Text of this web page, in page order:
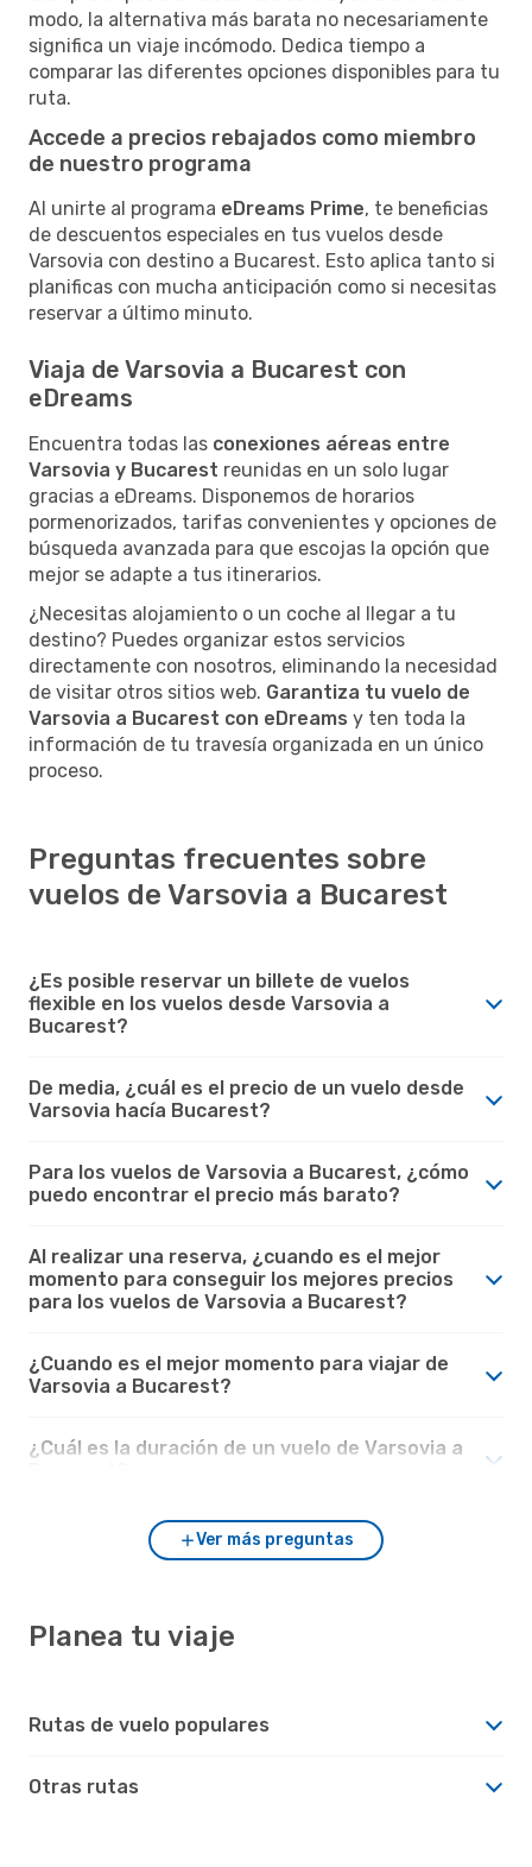
modo, la alternativa más barata no necesariamente
significa un viaje incómodo. Dedica tiempo a
comparar las diferentes opciones disponibles para tu
ruta.
Accede a precios rebajados como miembro
de nuestro programa
Al unirte al programa eDreams Prime, te beneficias
de descuentos especiales en tus vuelos desde
Varsovia con destino a Bucarest. Esto aplica tanto si
planificas con mucha anticipación como si necesitas
reservar a último minuto.
Viaja de Varsovia a Bucarest con
eDreams
Encuentra todas las conexiones aéreas entre
Varsovia y Bucarest reunidas en un solo lugar
gracias a eDreams. Disponemos de horarios
pormenorizados, tarifas convenientes y opciones de
búsqueda avanzada para que escojas la opción que
mejor se adapte a tus itinerarios.
¿Necesitas alojamiento o un coche al llegar a tu
destino? Puedes organizar estos servicios
directamente con nosotros, eliminando la necesidad
de visitar otros sitios web. Garantiza tu vuelo de
Varsovia a Bucarest con eDreams y ten toda la
información de tu travesía organizada en un único
proceso.
Preguntas frecuentes sobre
vuelos de Varsovia a Bucarest
¿Es posible reservar un billete de vuelos
flexible en los vuelos desde Varsovia a
Bucarest?
De media, ¿cuál es el precio de un vuelo desde
Varsovia hacía Bucarest?
Para los vuelos de Varsovia a Bucarest, ¿cómo
puedo encontrar el precio más barato?
Al realizar una reserva, ¿cuando es el mejor
momento para conseguir los mejores precios
para los vuelos de Varsovia a Bucarest?
¿Cuando es el mejor momento para viajar de
Varsovia a Bucarest?
¿Cuál es la duración de un vuelo de Varsovia a
Ver más preguntas
Planea tu viaje
Rutas de vuelo populares
Otras rutas